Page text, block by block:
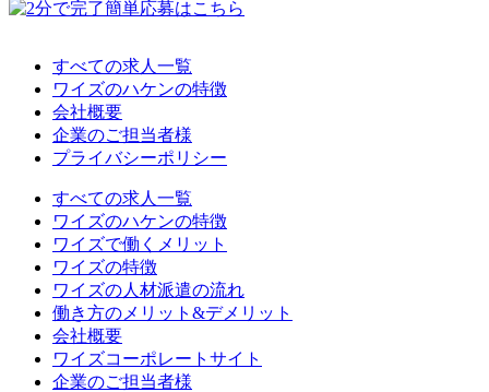
すべての求人一覧
ワイズのハケンの特徴
会社概要
企業のご担当者様
プライバシーポリシー
すべての求人一覧
ワイズのハケンの特徴
ワイズで働くメリット
ワイズの特徴
ワイズの人材派遣の流れ
働き方のメリット&デメリット
会社概要
ワイズコーポレートサイト
企業のご担当者様